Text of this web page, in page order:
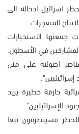
اسرائيل ادخاله الى
المتفجرات.
الاستخبارات
في الأسطول.
اصولية على متن
حارقة خطيرة يريد
الإسرائيليين".
فسيتصرفون تبعا